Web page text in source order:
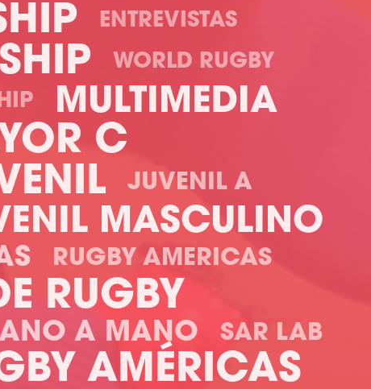
ENTREVISTAS
WORLD RUGBY
MULTIMEDIA
C
JUVENIL A
MASCULINO
RUGBY AMERICAS
RUGBY
A MANO SAR LAB
AMÉRICAS